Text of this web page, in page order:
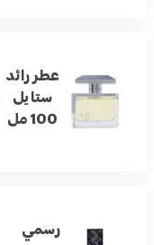
عطر رائد
ستايل
100 مل
رسمي